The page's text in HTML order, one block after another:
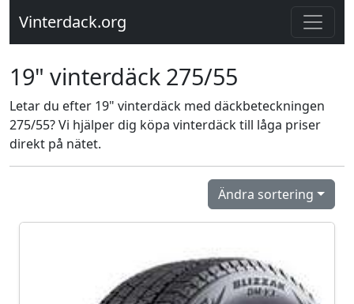
Vinterdack.org
19" vinterdäck 275/55
Letar du efter 19" vinterdäck med däckbeteckningen
275/55? Vi hjälper dig köpa vinterdäck till låga priser
direkt på nätet.
Ändra sortering